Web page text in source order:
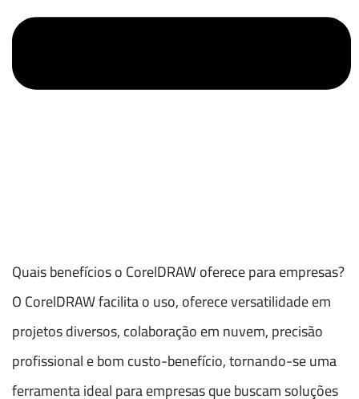
Quais benefícios o CorelDRAW oferece para empresas?
O CorelDRAW facilita o uso, oferece versatilidade em
projetos diversos, colaboração em nuvem, precisão
profissional e bom custo-benefício, tornando-se uma
ferramenta ideal para empresas que buscam soluções